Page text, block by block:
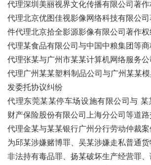
代理深圳美丽视界文化传播有限公司著
代理北京优图佳视影像网络科技有限公
件代理北京拾全影源影像有限公司著作
代理某食品有限公司与中国中粮集团等
代理张某与广州市某某计算机网络服务
代理广州某某塑料制品公司与广州某某
发委托协议纠纷
代理东莞某某停车场设施有限公司与 某
财产保险股份有限公司上海分公司等道
代理金某与某某银行广州分行劳动仲裁案
为邱某涉嫌赌博罪、吴某涉嫌走私普通
非法持有毒品罪、 扬某破坏生产经营罪